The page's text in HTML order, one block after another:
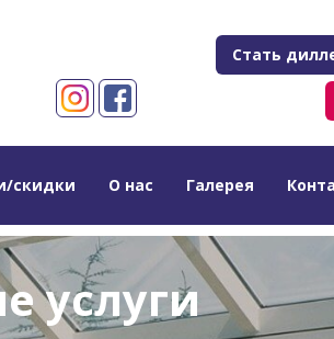
Стать
скидки О нас Галерея
услуги